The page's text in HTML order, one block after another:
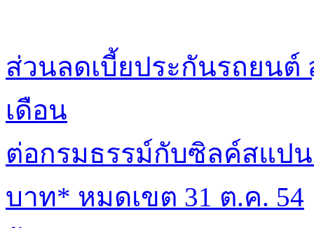
ส่วนลดเบี้ยประกันรถยนต์
เดือน
ต่อกรมธรรม์กับซิลค์สแป
บาท* หมดเขต 31 ต.ค. 54